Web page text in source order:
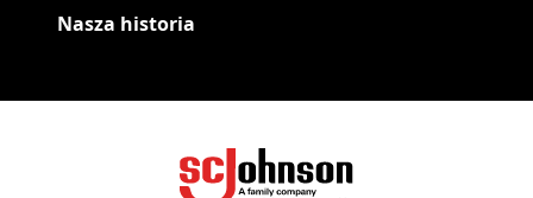
Nasza historia